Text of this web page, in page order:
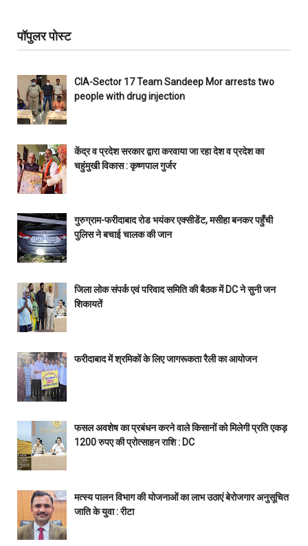
पॉपुलर पोस्ट
CIA-Sector 17 Team Sandeep Mor arrests two
people with drug injection
केंद्र व प्रदेश सरकार द्वारा करवाया जा रहा देश व प्रदेश का
चहुंमुखी विकास : कृष्णपाल गुर्जर
गुरुग्राम-फरीदाबाद रोड भयंकर एक्सीडेंट, मसीहा बनकर पहुँची
पुलिस ने बचाई चालक की जान
जिला लोक संपर्क एवं परिवाद समिति की बैठक में DC ने सुनी जन
शिकायतें
फरीदाबाद में श्रमिकों के लिए जागरूकता रैली का आयोजन
फसल अवशेष का प्रबंधन करने वाले किसानों को मिलेगी प्रति एकड़
1200 रुपए की प्रोत्साहन राशि : DC
मत्स्य पालन विभाग की योजनाओं का लाभ उठाएं बेरोजगार अनुसूचित
जाति के युवा : रीटा